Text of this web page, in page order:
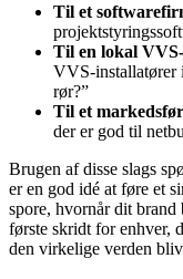
Til et
Til en lokal
VVS-installatører
rør?”
Til et
der er god til
Brugen af disse slags
er en god idé at føre et
spore, hvornår dit
første skridt for enhver,
den virkelige verden